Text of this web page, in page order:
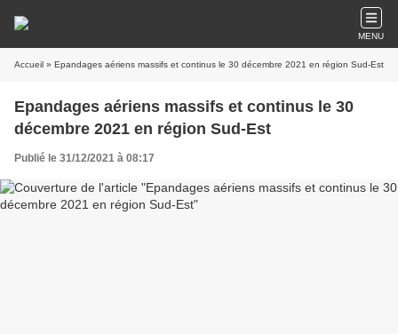
MENU
Accueil » Epandages aériens massifs et continus le 30 décembre 2021 en région Sud-Est
Epandages aériens massifs et continus le 30
décembre 2021 en région Sud-Est
Publié le 31/12/2021 à 08:17